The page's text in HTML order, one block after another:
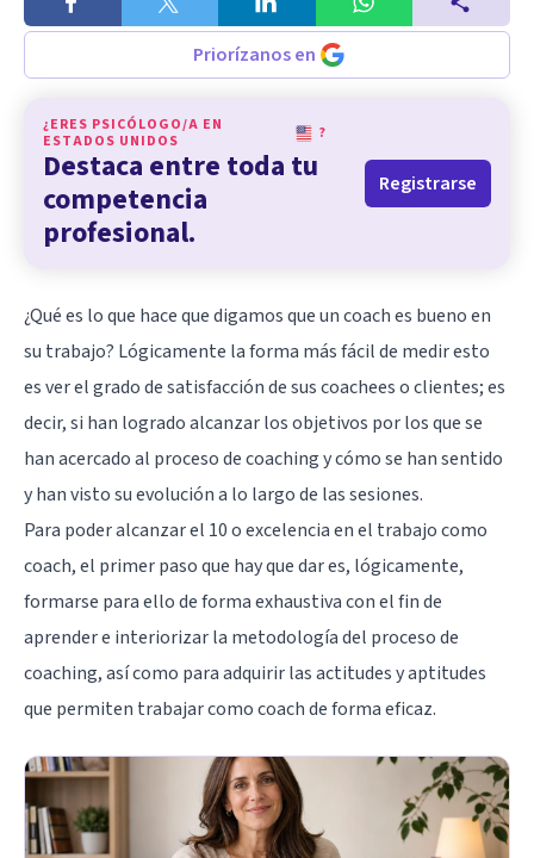
Priorízanos en
¿ERES PSICÓLOGO/A EN
ESTADOS UNIDOS
?
Destaca entre toda tu
competencia
profesional.
Registrarse
¿Qué es lo que hace que digamos que un coach es bueno en
su trabajo? Lógicamente la forma más fácil de medir esto
es ver el grado de satisfacción de sus coachees o clientes; es
decir, si han logrado alcanzar los objetivos por los que se
han acercado al proceso de coaching y cómo se han sentido
y han visto su evolución a lo largo de las sesiones.
Para poder alcanzar el 10 o excelencia en el trabajo como
coach, el primer paso que hay que dar es, lógicamente,
formarse para ello de forma exhaustiva con el fin de
aprender e interiorizar la metodología del proceso de
coaching, así como para adquirir las actitudes y aptitudes
que permiten trabajar como coach de forma eficaz.